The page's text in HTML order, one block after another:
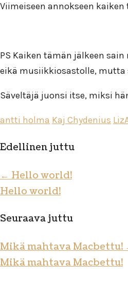
Viimeiseen annokseen
PS Kaiken tämän jälkeen
eikä musiikkiosastolle, mutta
Säveltäjä juonsi itse, miksi
antti holma Kaj Chydenius
Edellinen juttu
← Hello world!
Hello world!
Seuraava juttu
Mikä mahtava Macbettu!
Mikä mahtava Macbettu!